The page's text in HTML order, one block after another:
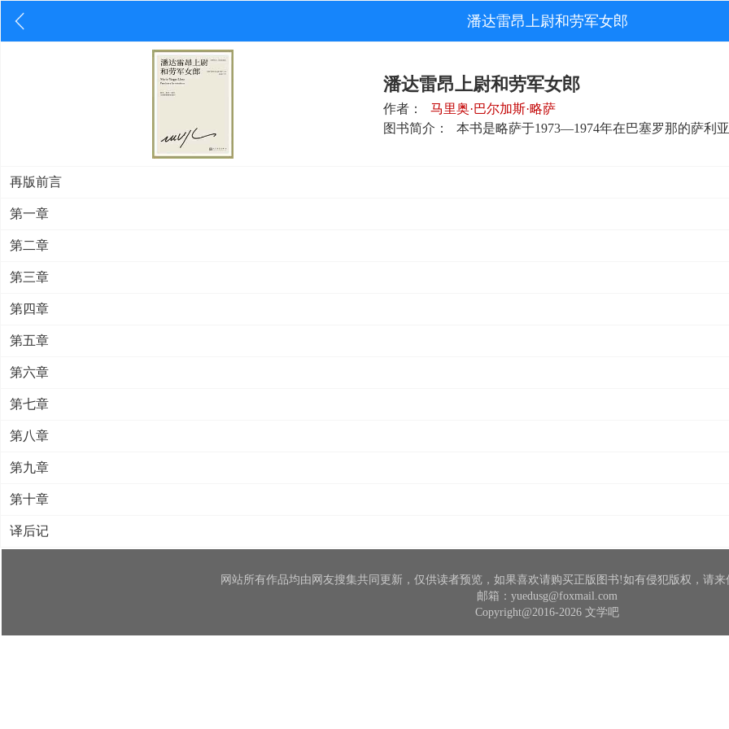
潘达雷昂上尉和劳军女郎
潘达雷昂上尉和劳军女郎
作者：
马里奥·巴尔加斯·略萨
图书简介：
本书是略萨于1973—1974年在巴塞罗那的萨利
再版前言
第一章
第二章
第三章
第四章
第五章
第六章
第七章
第八章
第九章
第十章
译后记
网站所有作品均由网友搜集共同更新，仅供读者预览，如果喜欢请购买正版图书!如有侵犯版权，请来
邮箱：yuedusg@foxmail.com
Copyright@2016-2026 文学吧